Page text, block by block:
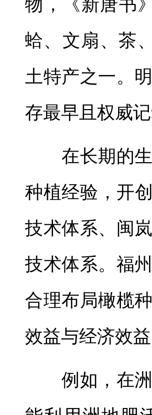
物，《新唐书
蛤、文扇、茶
土特产之一。
存最早且权威
在长期的生
种植经验，开
技术体系、闽
技术体系。福
合理布局橄榄
效益与经济效益
例如，在洲